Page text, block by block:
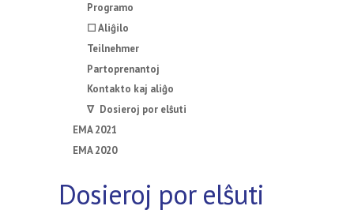
Programo
☐ Aliĝilo
Teilnehmer
Partoprenantoj
Kontakto kaj aliĝo
∇ Dosieroj por elŝuti
EMA 2021
EMA 2020
Dosieroj por elŝuti